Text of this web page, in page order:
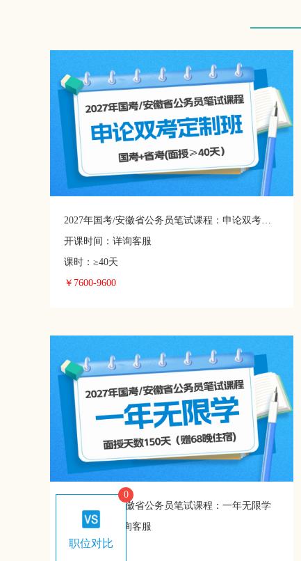
职位对比
0
开课时间：详询客服
课时：≥40天
￥7600-9600
2027年国考/安徽省公务员笔试课程：一年无限学
开课时间：详询客服
课时：≥150天